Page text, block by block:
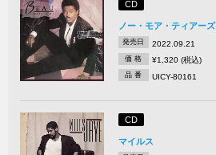
CD
ノー・モア・ティアーズ
発売日 2022.09.21
価 格 ¥1,320 (税込)
品 番 UICY-80161
CD
マイルス